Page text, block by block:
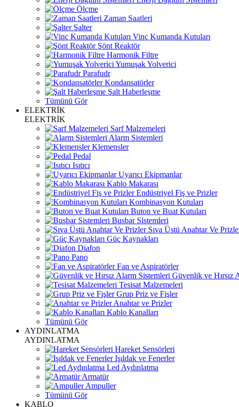
Ölçme
Zaman Saatleri
Şalter
Vinç Kumanda Kutuları
Şönt Reaktör
Harmonik Filtre
Yumuşak Yolverici
Parafudr
Kondansatörler
Şalt Haberleşme
Tümünü Gör
ELEKTRİK
ELEKTRİK
Sarf Malzemeleri
Alarm Sistemleri
Klemensler
Pedal
Isıtıcı
Uyarıcı Ekipmanlar
Kablo Makarası
Endüstriyel Fiş ve Prizler
Kombinasyon Kutuları
Buton ve Buat Kutuları
Busbar Sistemleri
Sıva Üstü Anahtar Ve
Güç Kaynakları
Diafon
Pano
Fan ve Aspiratörler
Güvenlik ve Hırsız
Tesisat Malzemeleri
Grup Priz ve Fişler
Anahtar ve Prizler
Kablo Kanalları
Tümünü Gör
AYDINLATMA
AYDINLATMA
Hareket Sensörleri
Işıldak ve Fenerler
Led Aydınlatma
Armatür
Ampuller
Tümünü Gör
KABLO